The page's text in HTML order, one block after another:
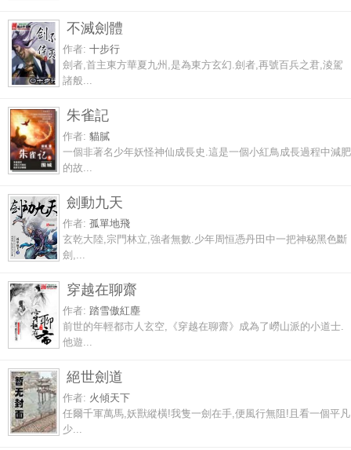
不滅劍體
作者: 十步行
劍者,首主東方華夏九州,是為東方玄幻.劍者,再號百兵之君,淩駕
諸般...
朱雀記
作者: 貓膩
一個非著名少年妖怪神仙成長史.這是一個小紅鳥成長過程中減肥
的故...
劍動九天
作者: 孤單地飛
玄乾大陸,宗門林立,強者無數.少年周恒憑丹田中一把神秘黑色斷
劍,...
穿越在聊齋
作者: 踏雪傲紅塵
前世的年輕都市人玄空,《穿越在聊齋》成為了嶗山派的小道士.
他遊...
絕世劍道
作者: 火傾天下
任爾千軍萬馬,妖獸縱橫!我隻一劍在手,便風行無阻!且看一個平凡
少...